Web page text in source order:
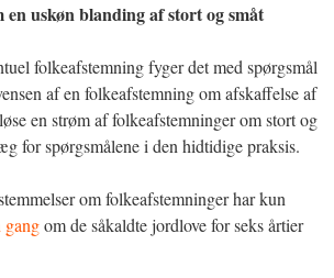
uskøn blanding af stort og småt
folkeafstemning fyger det med spørgsmål
af en folkeafstemning om afskaffelse af
en strøm af folkeafstemninger om stort og
for spørgsmålene i den hidtidige praksis.
om folkeafstemninger har kun
gangom de såkaldte jordlove for seks årtier